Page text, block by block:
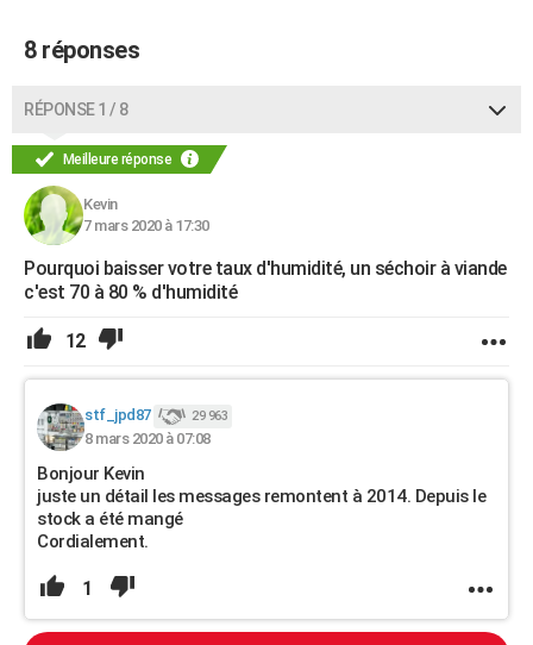
8 réponses
RÉPONSE 1 / 8
Meilleure réponse
Kevin
7 mars 2020 à 17:30
Pourquoi baisser votre taux d'humidité, un séchoir à viande
c'est 70 à 80 % d'humidité
12
stf_jpd87 29 963
8 mars 2020 à 07:08
Bonjour Kevin
juste un détail les messages remontent à 2014. Depuis le
stock a été mangé
Cordialement.
1